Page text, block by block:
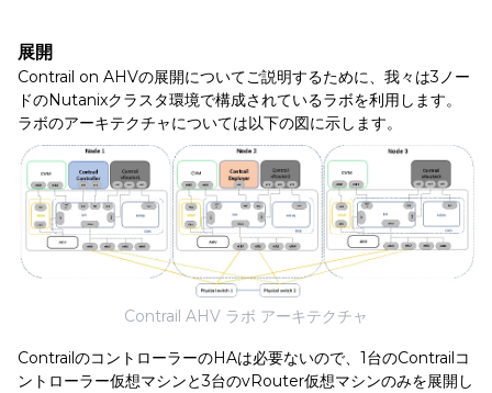
展開
Contrail on AHVの展開についてご説明するために、我々は3ノー
ドのNutanixクラスタ環境で構成されているラボを利用します。
ラボのアーキテクチャについては以下の図に示します。
Contrail AHV ラボ アーキテクチャ
ContrailのコントローラーのHAは必要ないので、1台のContrailコ
ントローラー仮想マシンと3台のvRouter仮想マシンのみを展開し